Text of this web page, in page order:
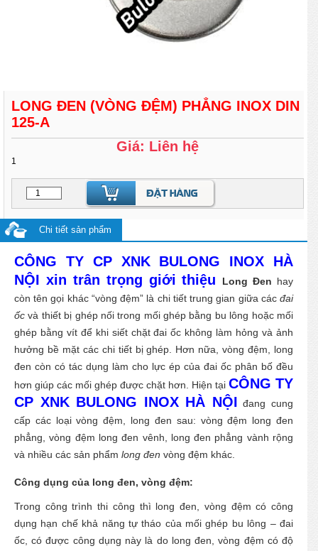
LONG ĐEN (VÒNG ĐỆM) PHẲNG INOX DIN
125-A
Giá: Liên hệ
1
Chi tiết sản phẩm
CÔNG TY CP XNK BULONG INOX HÀ
NỘI xin trân trọng giới thiệu
Long Đen hay
còn tên gọi khác “vòng đệm” là chi tiết trung gian giữa các đai
ốc và thiết bị ghép nối trong mối ghép bằng bu lông hoặc mối
ghép bằng vít để khi siết chặt đai ốc không làm hỏng và ảnh
hưởng bề mặt các chi tiết bị ghép. Hơn nữa, vòng đệm, long
đen còn có tác dụng làm cho lực ép của đai ốc phân bố đều
hơn giúp các mối ghép được chặt hơn. Hiện tại CÔNG TY
CP XNK BULONG INOX HÀ NỘI đang cung
cấp các loại vòng đệm, long đen sau: vòng đệm long đen
phẳng, vòng đệm long đen vênh, long đen phẳng vành rộng
và nhiều các sản phẩm long đen vòng đệm khác.
Công dụng của long đen, vòng đệm:
Trong công trình thi công thì long đen, vòng đệm có công
dụng hạn chế khả năng tự tháo của mối ghép bu lông – đai
ốc, có được công dụng này là do long đen, vòng đệm có độ